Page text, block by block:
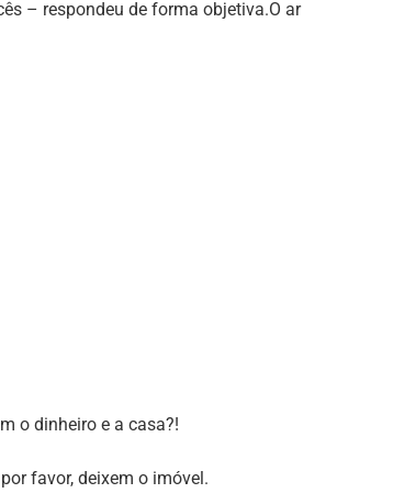
– respondeu de forma objetiva.O ar
o dinheiro e a casa?!
favor, deixem o imóvel.